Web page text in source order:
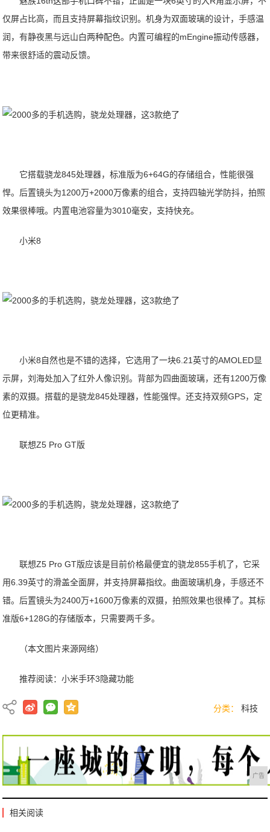
仅屏占比高，而且支持屏幕指纹识别。机身为双面玻璃的设计，手感温
润，有静夜黑与远山白两种配色。内置可编程的mEngine振动传感器，
带来很舒适的震动反馈。
它搭载骁龙845处理器，标准版为6+64G的存储组合，性能很强
悍。后置镜头为1200万+2000万像素的组合，支持四轴光学防抖，拍照
效果很棒哦。内置电池容量为3010毫安，支持快充。
小米8
小米8自然也是不错的选择，它选用了一块6.21英寸的AMOLED显
示屏，刘海处加入了红外人像识别。背部为四曲面玻璃，还有1200万像
素的双摄。搭载的是骁龙845处理器，性能强悍。还支持双频GPS，定
位更精准。
联想Z5 Pro GT版
联想Z5 Pro GT版应该是目前价格最便宜的骁龙855手机了，它采
用6.39英寸的滑盖全面屏，并支持屏幕指纹。曲面玻璃机身，手感还不
错。后置镜头为2400万+1600万像素的双摄，拍照效果也很棒了。其标
准版6+128G的存储版本，只需要两千多。
（本文图片来源网络）
推荐阅读：小米手环3隐藏功能
分类： 科技
广告
相关阅读